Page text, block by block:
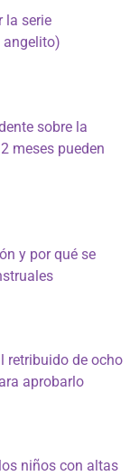
la serie
angelito)
sobre la
meses pueden
y por qué se
retribuido de ocho
aprobarlo
niños con altas